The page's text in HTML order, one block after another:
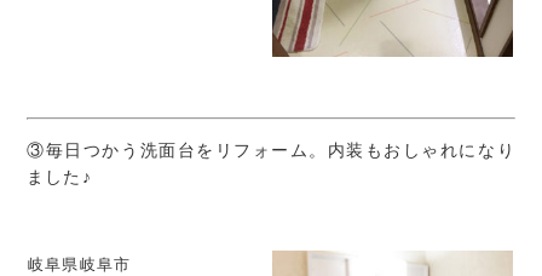
③毎日つかう洗面台をリフォーム。内装もおしゃれになり
ました♪
岐阜県岐阜市